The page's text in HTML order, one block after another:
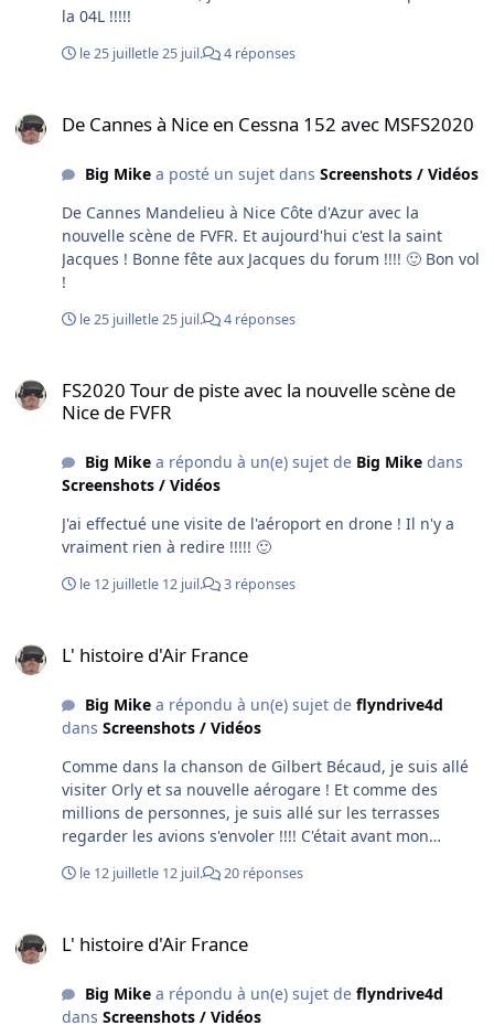
faut dire que le survol d'Antibes faisait économiser
beaucoup de carburant mais la menace d'une nouvelle
opération escargot a fait changer d'avis les compagnies
la 04L !!!!!
le 25 juilletle 25 juil. 4 réponses
De Cannes à Nice en Cessna 152 avec MSFS2020
Big Mikea posté un sujet dans Screenshots / Vidéos
De Cannes Mandelieu à Nice Côte d'Azur avec la
nouvelle scène de FVFR. Et aujourd'hui c'est la saint
Jacques ! Bonne fête aux Jacques du forum !!!! 🙂 Bon vol
!
le 25 juilletle 25 juil. 4 réponses
FS2020 Tour de piste avec la nouvelle scène de
Nice de FVFR
Big Mikea répondu à un(e) sujet de Big Mikedans
Screenshots / Vidéos
J'ai effectué une visite de l'aéroport en drone ! Il n'y a
vraiment rien à redire !!!!! 🙂
le 12 juilletle 12 juil. 3 réponses
L' histoire d'Air France
Big Mikea répondu à un(e) sujet de flyndrive4d
dans Screenshots / Vidéos
Comme dans la chanson de Gilbert Bécaud, je suis allé
visiter Orly et sa nouvelle aérogare ! Et comme des
millions de personnes, je suis allé sur les terrasses
regarder les avions s'envoler !!!! C'était avant mon
la suite j'ai passé des milliers d'heures de vol comme
depuis par des constructions !
le 12 juilletle 12 juil. 20 réponses
L' histoire d'Air France
Big Mikea répondu à un(e) sujet de flyndrive4d
dans Screenshots / Vidéos